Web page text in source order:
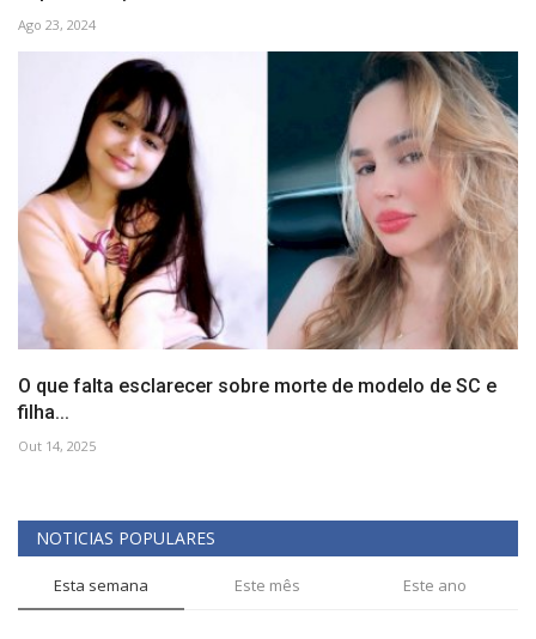
Ago 23, 2024
O que falta esclarecer sobre morte de modelo de SC e
filha...
Out 14, 2025
NOTICIAS POPULARES
Esta semana Este mês Este ano